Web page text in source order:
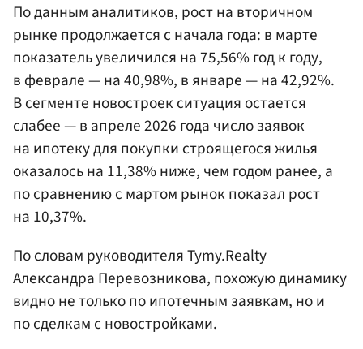
По данным аналитиков, рост на вторичном
рынке продолжается с начала года: в марте
показатель увеличился на 75,56% год к году,
в феврале — на 40,98%, в январе — на 42,92%.
В сегменте новостроек ситуация остается
слабее — в апреле 2026 года число заявок
на ипотеку для покупки строящегося жилья
оказалось на 11,38% ниже, чем годом ранее, а
по сравнению с мартом рынок показал рост
на 10,37%.
По словам руководителя Tymy.Realty
Александра Перевозникова, похожую динамику
видно не только по ипотечным заявкам, но и
по сделкам с новостройками.